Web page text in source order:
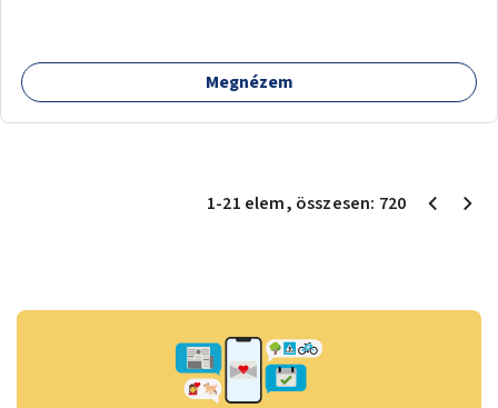
időznek.
Megnézem
1-21 elem, összesen: 720